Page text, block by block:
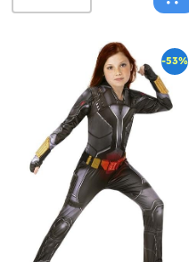
-53%